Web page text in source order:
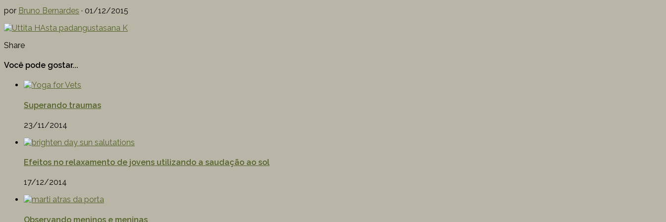
por Bruno Bernardes · 01/12/2015
Share
Você pode gostar...
Superando traumas
23/11/2014
Efeitos no relaxamento de jovens utilizando a saudação ao sol
17/12/2014
Observando meninos e meninas